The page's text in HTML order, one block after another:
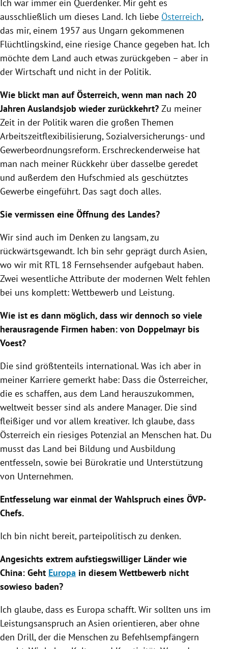
Ich war immer ein Querdenker. Mir geht es
ausschließlich um dieses Land. Ich liebe Österreich,
das mir, einem 1957 aus Ungarn gekommenen
Flüchtlingskind, eine riesige Chance gegeben hat. Ich
möchte dem Land auch etwas zurückgeben – aber in
der Wirtschaft und nicht in der Politik.
Wie blickt man aufÖsterreich, wenn man nach 20
Jahren Auslandsjob wieder zurückkehrt? Zu meiner
Zeit in der Politik waren die großen Themen
Arbeitszeitflexibilisierung, Sozialversicherungs- und
Gewerbeordnungsreform. Erschreckenderweise hat
man nach meiner Rückkehr über dasselbe geredet
und außerdem den Hufschmied als geschütztes
Gewerbe eingeführt. Das sagt doch alles.
Sie vermissen eine Öffnung des Landes?
Wir sind auch im Denken zu langsam, zu
rückwärtsgewandt. Ich bin sehr geprägt durch Asien,
wo wir mit RTL18 Fernsehsender aufgebaut haben.
Zwei wesentliche Attribute der modernen Welt fehlen
bei uns komplett: Wettbewerb und Leistung.
Wie ist es dann möglich, dass wir dennoch so viele
herausragende Firmen haben: von Doppelmayrbis
Voest?
Die sind größtenteils international. Was ich aber in
meiner Karriere gemerkt habe: Dass die Österreicher,
die es schaffen, aus dem Land herauszukommen,
weltweit besser sind als andere Manager. Die sind
fleißiger und vor allem kreativer. Ich glaube, dass
Österreich ein riesiges Potenzial an Menschen hat. Du
musst das Land bei Bildung und Ausbildung
entfesseln, sowie bei Bürokratie und Unterstützung
von Unternehmen.
Entfesselung war einmal der Wahlspruch eines ÖVP-
Chefs.
Ich bin nicht bereit, parteipolitisch zu denken.
Angesichts extrem aufstiegswilliger Länder wie
China: Geht Europa in diesem Wettbewerb nicht
sowieso baden?
Ich glaube, dass es Europa schafft. Wir sollten uns im
Leistungsanspruch an Asien orientieren, aber ohne
den Drill, der die Menschen zu Befehlsempfängern